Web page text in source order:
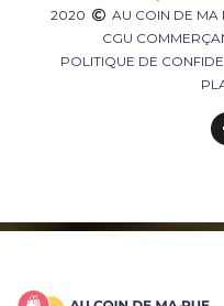
2020 AU COIN DE MA
CGU
POLITIQUE DE